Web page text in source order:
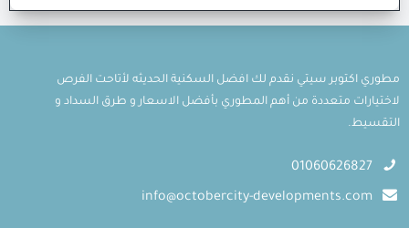
مطوري اكتوبر سيتي نقدم لك افضل السكنية الحديثه لأتاحت الفرص
لاختيارات متعددة من أهم المطوري بأفضل الاسعار و طرق السداد و
التقسيط.
01060626827
info@octobercity-developments.com